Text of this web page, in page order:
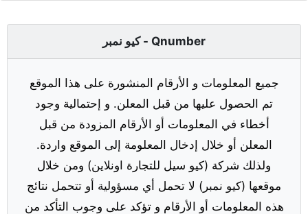
كيو نمبر - Qnumber
جميع المعلومات و الأرقام المنشورة على هذا الموقع
تم الحصول عليها من قبل المعلن. و إحتمالية وجود
أخطاء في المعلومات أو الأرقام المزودة من قبل
المعلن أو خلال إدخال المعلومة إلى الموقع واردة.
ولذلك شركة (كيو سيل للتجارة اونلاين) ومن خلال
موقعها (كيو نمبر) لا تحمل أي مسؤولية أو تتحمل نتائج
هذه المعلومات أو الأرقام و تؤكد على وجوب التأكد من